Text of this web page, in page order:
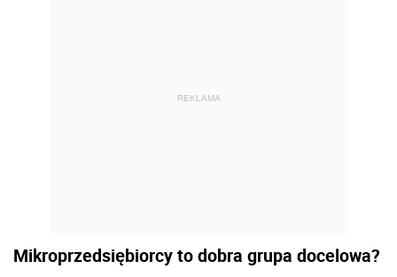
REKLAMA
Mikroprzedsiębiorcy to dobra grupa docelowa?